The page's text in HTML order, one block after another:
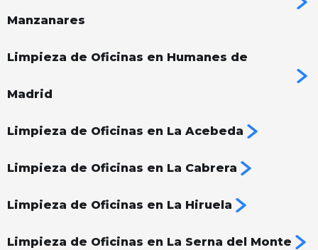
Manzanares
Limpieza de Oficinas en Humanes de
Madrid
Limpieza de Oficinas en La Acebeda
Limpieza de Oficinas en La Cabrera
Limpieza de Oficinas en La Hiruela
Limpieza de Oficinas en La Serna del Monte